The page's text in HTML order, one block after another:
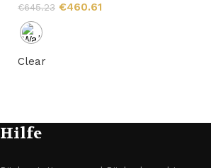
€645.23 €460.61
Clear
Hilfe